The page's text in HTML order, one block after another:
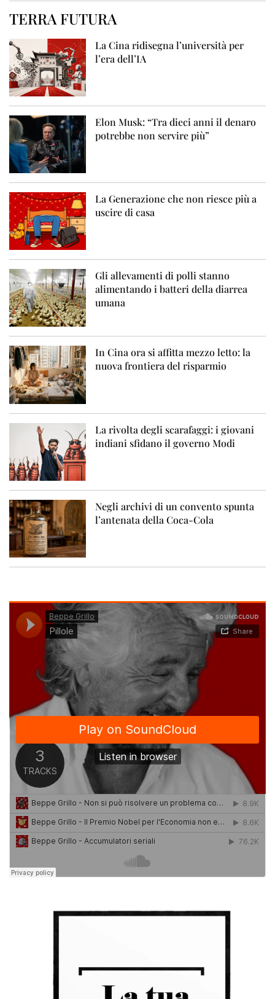
TERRA FUTURA
La Cina ridisegna l’università per
l’era dell’IA
Elon Musk: “Tra dieci anni il denaro
potrebbe non servire più”
La Generazione che non riesce più a
uscire di casa
Gli allevamenti di polli stanno
alimentando i batteri della diarrea
umana
In Cina ora si affitta mezzo letto: la
nuova frontiera del risparmio
La rivolta degli scarafaggi: i giovani
indiani sfidano il governo Modi
Negli archivi di un convento spunta
l’antenata della Coca-Cola